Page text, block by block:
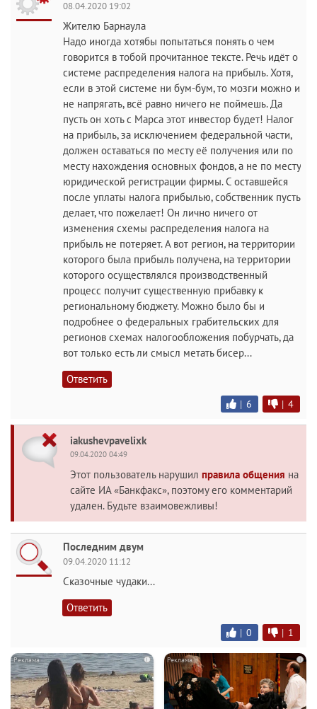
08.04.2020 19:02
Жителю Барнаула
Надо иногда хотябы попытаться понять о чем
говорится в тобой прочитанное тексте. Речь идёт о
системе распределения налога на прибыль. Хотя,
если в этой системе ни бум-бум, то мозги можно и
не напрягать, всё равно ничего не поймешь. Да
пусть он хоть с Марса этот инвестор будет! Налог
на прибыль, за исключением федеральной части,
должен оставаться по месту её получения или по
месту нахождения основных фондов, а не по месту
юридической регистрации фирмы. С оставшейся
после уплаты налога прибылью, собственник пусть
делает, что пожелает! Он лично ничего от
изменения схемы распределения налога на
прибыль не потеряет. А вот регион, на территории
которого была прибыль получена, на территории
которого осуществлялся производственный
процесс получит существенную прибавку к
региональному бюджету. Можно было бы и
подробнее о федеральных грабительских для
регионов схемах налогообложения побурчать, да
вот только есть ли смысл метать бисер...
Ответить
| 6 | 4
iakushevpavelixk
09.04.2020 04:49
Этот пользователь нарушил правила общения на
сайте ИА «Банкфакс», поэтому его комментарий
удален. Будьте взаимовежливы!
Последним двум
09.04.2020 11:12
Сказочные чудаки...
Ответить
| 0 | 1
i i